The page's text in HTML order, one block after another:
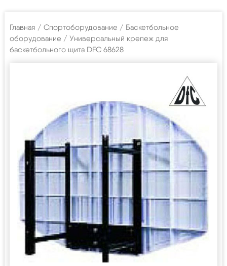
Главная / Спортоборудование / Баскетбольное
оборудование / Универсальный крепеж для
баскетбольного щита DFC 68628